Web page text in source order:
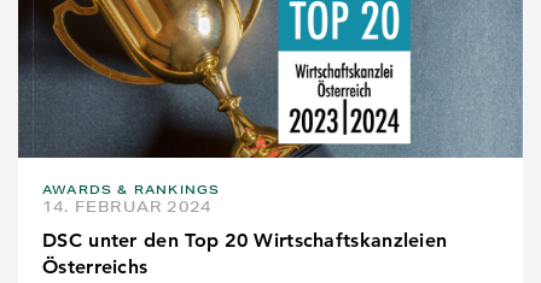
AWARDS & RANKINGS
14. FEBRUAR 2024
DSC unter den Top 20 Wirtschaftskanzleien
Österreichs